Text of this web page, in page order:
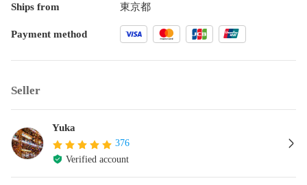
Ships from 東京都
Payment method
Seller
Yuka
376
Verified account